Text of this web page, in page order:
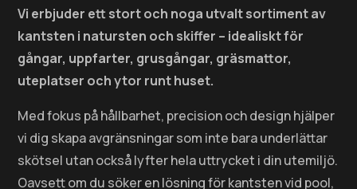
Vi erbjuder ett stort och noga utvalt sortiment av
kantsten i natursten och skiffer – idealiskt för
gångar, uppfarter, grusgångar, gräsmattor,
uteplatser och ytor runt huset.
Med fokus på hållbarhet, precision och design hjälper
vi dig skapa avgränsningar som inte bara underlättar
skötsel utan också lyfter hela uttrycket i din utemiljö.
Oavsett om du söker en lösning för kantsten vid pool,